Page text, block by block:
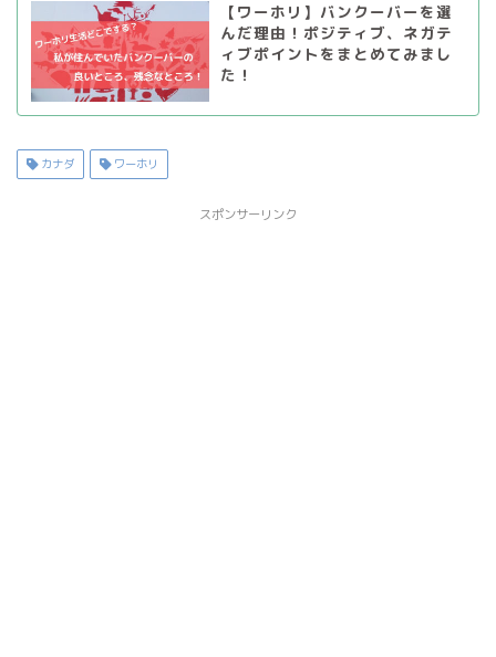
【ワーホリ】バンクーバーを選
んだ理由！ポジティブ、ネガテ
ィブポイントをまとめてみまし
た！
カナダ ワーホリ
スポンサーリンク